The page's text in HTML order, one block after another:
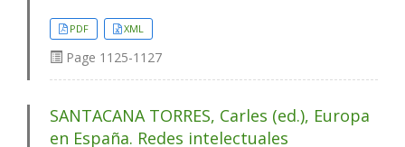
PDF XML
Page 1125-1127
SANTACANA TORRES, Carles (ed.), Europa
en España. Redes intelectuales